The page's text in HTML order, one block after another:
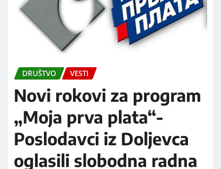
DRUŠTVO VESTI
Novi rokovi za program
„Moja prva plata“-
Poslodavci iz Doljevca
oglasili slobodna radna